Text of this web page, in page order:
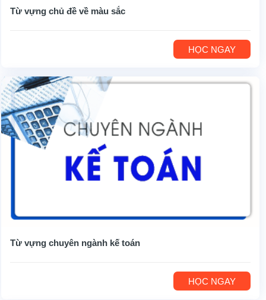
Từ vựng chủ đề về màu sắc
HỌC NGAY
Từ vựng chuyên ngành kế toán
HỌC NGAY